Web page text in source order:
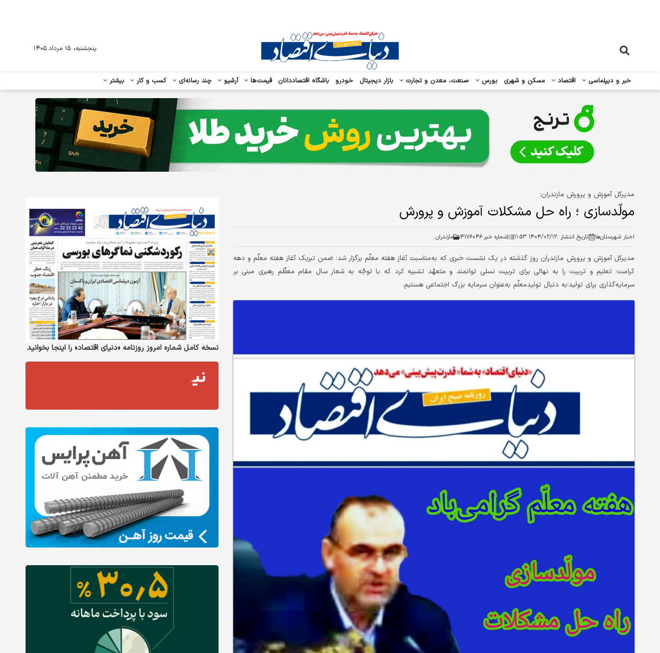
خبر و دیپلماسی اقتصاد مسکن و شهری بورس صنعت، معدن و تجارت بازار دیجیتال خودرو باشگاه اقتصاددانان قیمت‌ها آرشیو چند رسانه‌ای کسب و کار بیشتر
پنجشنبه، ۱۵ مرداد ۱۴۰۵
مدیرکل آموزش و پرورش مازندران:
مولّدسازی ؛ راه حل مشکلات آموزش و پرورش
اخبار شهرستان‌ها تاریخ انتشار :۱۴۰۴/۰۲/۱۲ ۱۱:۵۳ شماره خبر:۴۱۷۶۰۴۶ مازندران
مدیرکل آموزش و پرورش مازندران روز گذشته در یک نشست خبری که به‌مناسبت آغاز هفته معلّم برگزار شد؛ ضمن تبریک آغاز هفته معلّم و دهه
کرامت؛ تعلیم و تربیت را به نهالی برای تربیت نسلی توانمند و متعهّد تشبیه کرد که با توجّه به شعار سال مقام معظّم رهبری مبنی بر
سرمایه‌گذاری برای تولید؛به دنبال تولیدمعلّم به‌عنوان سرمایه بزرگ اجتماعی هستیم.
نسخه کامل شماره امروز روزنامه «دنیای‌ اقتصاد» را اینجا بخوانید